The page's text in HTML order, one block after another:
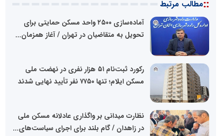
::مطالب مرتبط
آماده‌سازی ۲۵۰۰ واحد مسکن حمایتی برای
تحویل به متقاضیان در تهران / آغاز همزمان...
رکورد ثبت‌نام ۵۱ هزار نفری در نهضت ملی
مسکن ایلام؛ تنها ۷۷۵۰ نفر تأیید نهایی شدند
نظارت میدانی بر واگذاری عادلانه مسکن ملی
در زاهدان / گام بلند برای اجرای سیاست‌های...